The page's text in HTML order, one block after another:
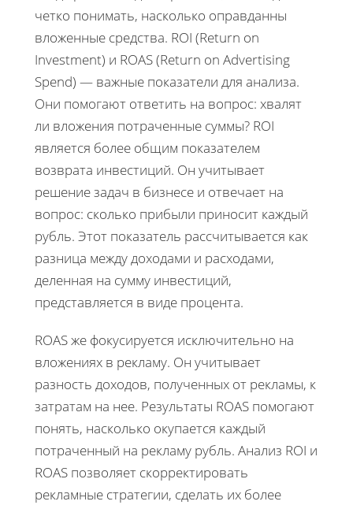
четко понимать, насколько оправданны
вложенные средства. ROI (Return on
Investment) и ROAS (Return on Advertising
Spend) — важные показатели для анализа.
Они помогают ответить на вопрос: хвалят
ли вложения потраченные суммы? ROI
является более общим показателем
возврата инвестиций. Он учитывает
решение задач в бизнесе и отвечает на
вопрос: сколько прибыли приносит каждый
рубль. Этот показатель рассчитывается как
разница между доходами и расходами,
деленная на сумму инвестиций,
представляется в виде процента.
ROAS же фокусируется исключительно на
вложениях в рекламу. Он учитывает
разность доходов, полученных от рекламы, к
затратам на нее. Результаты ROAS помогают
понять, насколько окупается каждый
потраченный на рекламу рубль. Анализ ROI и
ROAS позволяет скорректировать
рекламные стратегии, сделать их более